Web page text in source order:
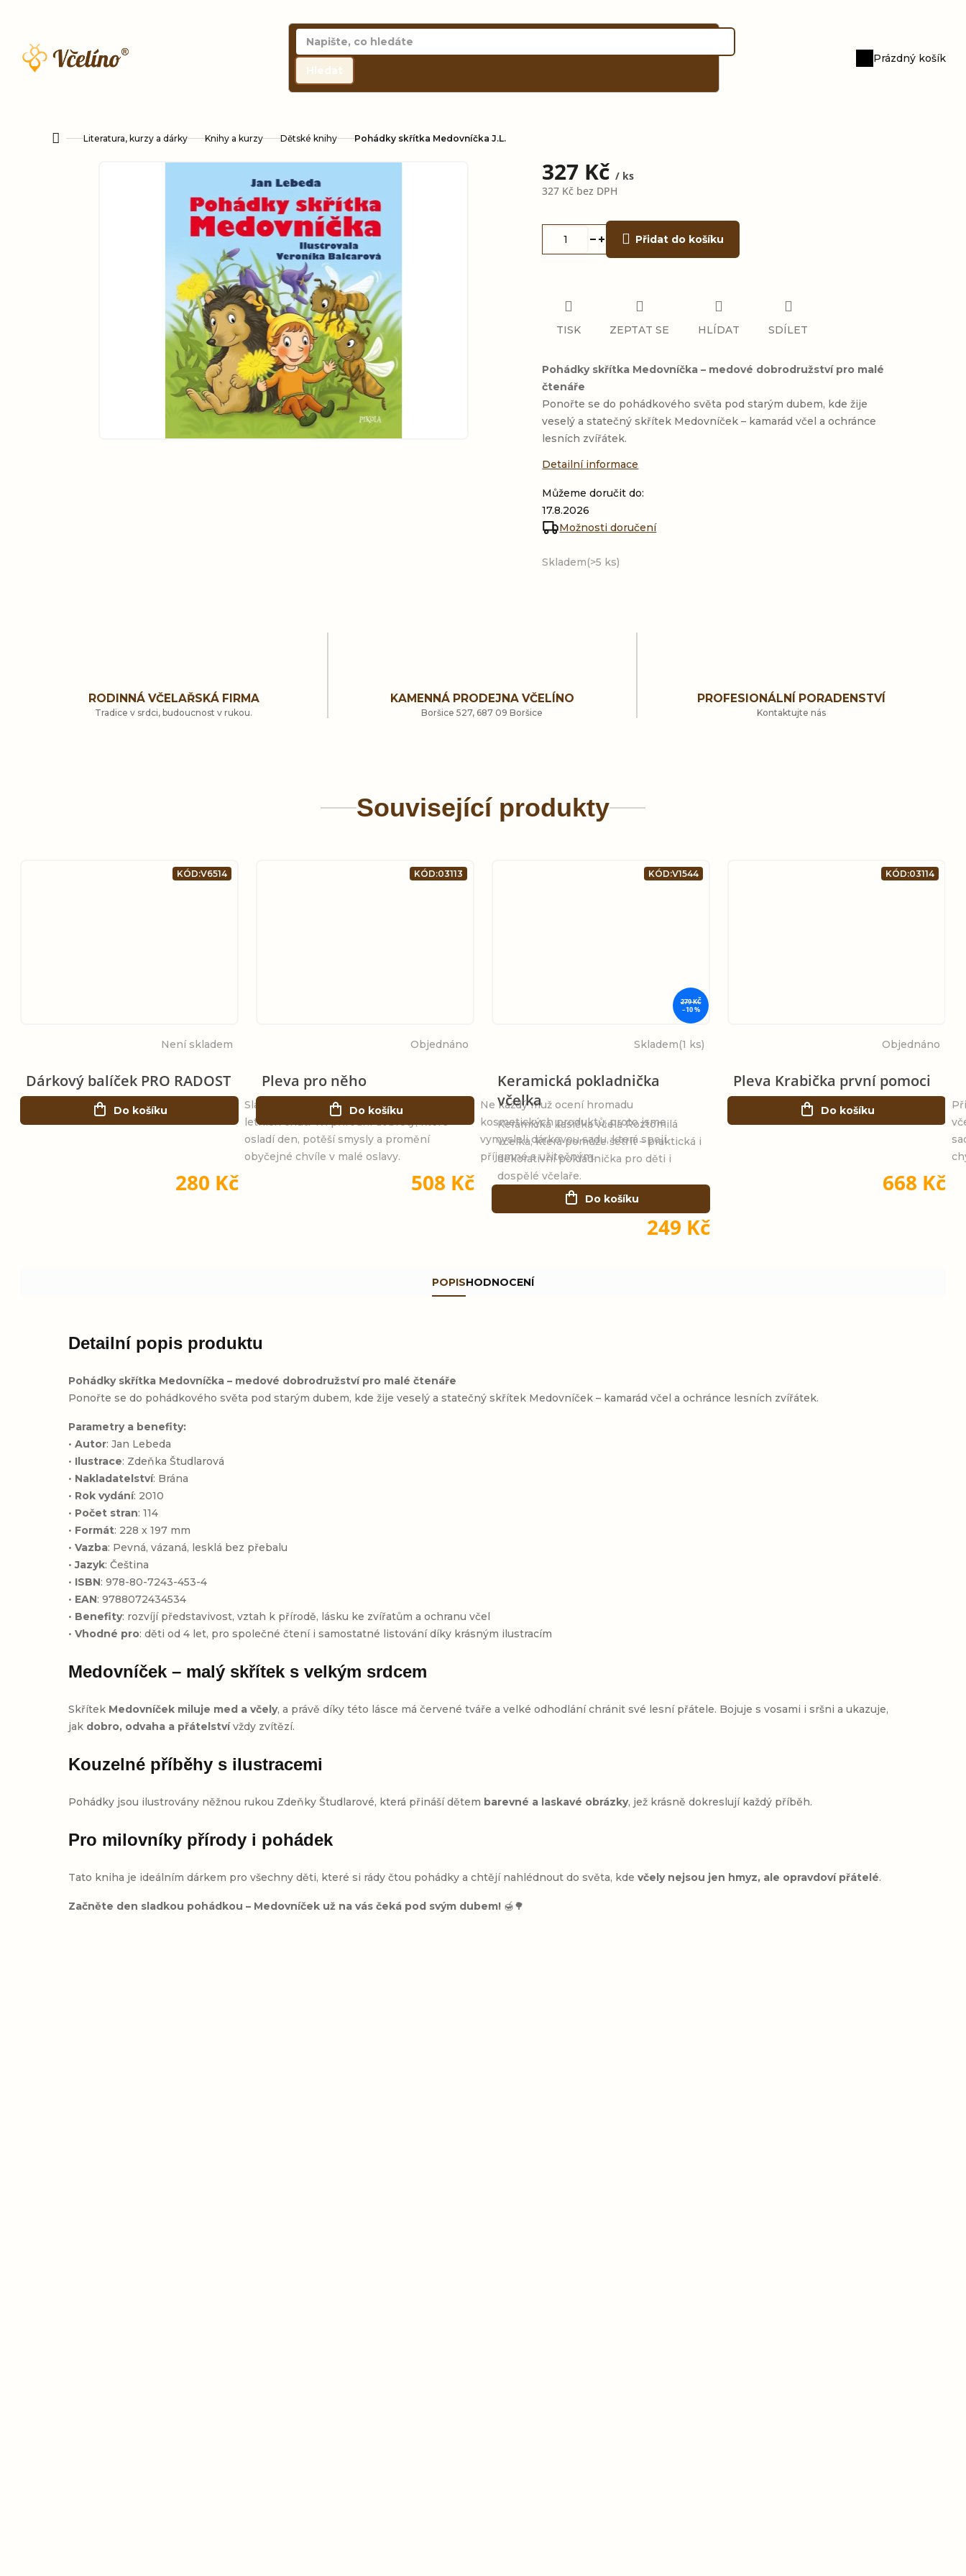
obsah
Hledat
Nákupní
Prázdný košík
DomůLiteratura, kurzy a dárky Knihy a kurzy Dětské knihy Pohádky skřítka Medovníčka J.L.
327 Kč/ ks
327 Kč bez DPH
Skladem(>5 ks)
Můžeme doručit do:
17.8.2026
Možnosti doručení
Přidat do košíku
Pohádky skřítka Medovníčka – medové dobrodružství pro malé
čtenáře
Ponořte se do pohádkového světa pod starým dubem, kde žije
veselý a statečný skřítek Medovníček – kamarád včel a ochránce
lesních zvířátek.
Detailní informace
TISK ZEPTAT SE HLÍDAT SDÍLET
RODINNÁ VČELAŘSKÁ FIRMA
Tradice v srdci, budoucnost v rukou.
KAMENNÁ PRODEJNA VČELÍNO
Boršice 527, 687 09 Boršice
PROFESIONÁLNÍ PORADENSTVÍ
Kontaktujte nás
Související produkty
Dárkový balíček PRO RADOST
Není skladem
280 Kč
Do košíku
Sladký dárkový balíček plný radosti a
letních chutí Tři přírodní dobroty, které
osladí den, potěší smysly a promění
obyčejné chvíle v malé oslavy.
KÓD:V6514
Pleva pro něho
Objednáno
508 Kč
Do košíku
Ne každý muž ocení hromadu
kosmetických produktů, proto jsme
vymysleli dárkovou sadu, která spojí
příjemné s užitečným.
KÓD:03113
279 KČ
–10 %
Keramická pokladnička
včelka
Skladem(1 ks)
249 Kč
Do košíku
Keramická kasička včela Roztomilá
včelka, která pomůže šetřit – praktická i
dekorativní pokladnička pro děti i
dospělé včelaře.
KÓD:V1544
Pleva Krabička první pomoci
Objednáno
668 Kč
Do košíku
KÓD:03114
POPISHODNOCENÍ
Detailní popis produktu
Pohádky skřítka Medovníčka – medové dobrodružství pro malé čtenáře
Ponořte se do pohádkového světa pod starým dubem, kde žije veselý a statečný skřítek Medovníček – kamarád včel a ochránce lesních zvířátek.
Parametry a benefity:
•Autor: Jan Lebeda
• Ilustrace: Zdeňka Študlarová
• Nakladatelství: Brána
• Rok vydání: 2010
• Počet stran: 114
• Formát: 228 x 197 mm
•Vazba: Pevná, vázaná, lesklá bez přebalu
•Jazyk: Čeština
• ISBN: 978-80-7243-453-4
• EAN: 9788072434534
• Benefity: rozvíjí představivost, vztah k přírodě, lásku ke zvířatům a ochranu včel
•Vhodné pro: děti od 4 let, pro společné čtení i samostatné listování díky krásným ilustracím
Medovníček – malý skřítek s velkým srdcem
Skřítek Medovníček miluje med a včely, a právě díky této lásce má červené tváře a velké odhodlání chránit své lesní přátele. Bojuje s vosami i sršni a ukazuje,
jak dobro, odvaha a přátelstvívždy zvítězí.
Kouzelné příběhy s ilustracemi
Pohádky jsou ilustrovány něžnou rukou Zdeňky Študlarové, která přináší dětem barevné a laskavé obrázky, jež krásně dokreslují každý příběh.
Pro milovníky přírody i pohádek
Tato kniha je ideálním dárkem pro všechny děti, které si rády čtou pohádky a chtějí nahlédnout do světa, kdevčely nejsou jen hmyz, ale opravdoví přátelé.
Začněte den sladkou pohádkou – Medovníček už na vás čeká pod svým dubem! 🍯🌳